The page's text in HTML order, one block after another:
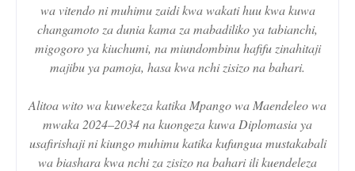
wa vitendo ni muhimu zaidi kwa wakati huu kwa kuwa
changamoto za dunia kama za mabadiliko ya tabianchi,
migogoro ya kiuchumi, na miundombinu hafifu zinahitaji
majibu ya pamoja, hasa kwa nchi zisizo na bahari.
Alitoa wito wa kuwekeza katika Mpango wa Maendeleo wa
mwaka 2024–2034 na kuongeza kuwa Diplomasia ya
usafirishaji ni kiungo muhimu katika kufungua mustakabali
wa biashara kwa nchi za zisizo na bahari ili kuendeleza